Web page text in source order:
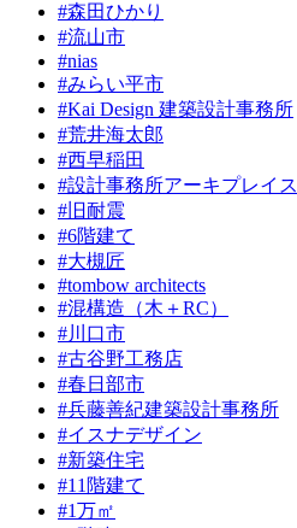
#森田ひかり
#流山市
#nias
#みらい平市
#Kai Design 建築設計事務所
#荒井海太郎
#西早稲田
#設計事務所アーキプレイス
#旧耐震
#6階建て
#大槻匠
#tombow architects
#混構造（木＋RC）
#川口市
#古谷野工務店
#春日部市
#兵藤善紀建築設計事務所
#イスナデザイン
#新築住宅
#11階建て
#1万㎡